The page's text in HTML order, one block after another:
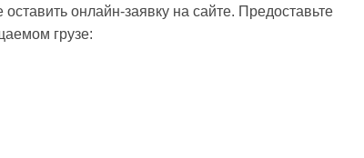
онлайн-заявку на сайте. Предоставьте
грузе: